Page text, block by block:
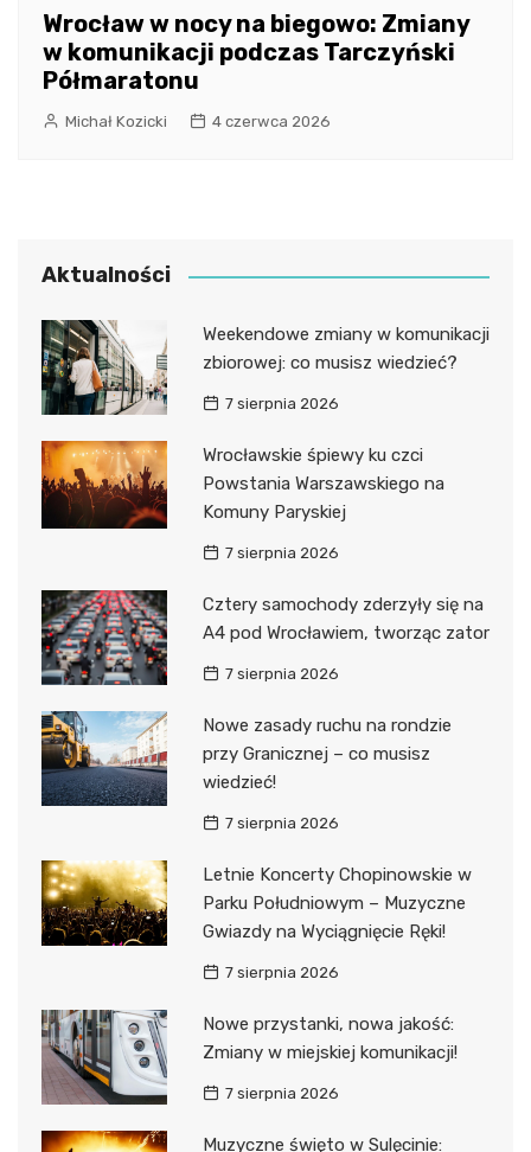
Wrocław w nocy na biegowo: Zmiany
w komunikacji podczas Tarczyński
Półmaratonu
Michał Kozicki 4 czerwca 2026
Aktualności
Weekendowe zmiany w komunikacji
zbiorowej: co musisz wiedzieć?
7 sierpnia 2026
Wrocławskie śpiewy ku czci
Powstania Warszawskiego na
Komuny Paryskiej
7 sierpnia 2026
Cztery samochody zderzyły się na
A4 pod Wrocławiem, tworząc zator
7 sierpnia 2026
Nowe zasady ruchu na rondzie
przy Granicznej – co musisz
wiedzieć!
7 sierpnia 2026
Letnie Koncerty Chopinowskie w
Parku Południowym – Muzyczne
Gwiazdy na Wyciągnięcie Ręki!
7 sierpnia 2026
Nowe przystanki, nowa jakość:
Zmiany w miejskiej komunikacji!
7 sierpnia 2026
Muzyczne święto w Sulęcinie: